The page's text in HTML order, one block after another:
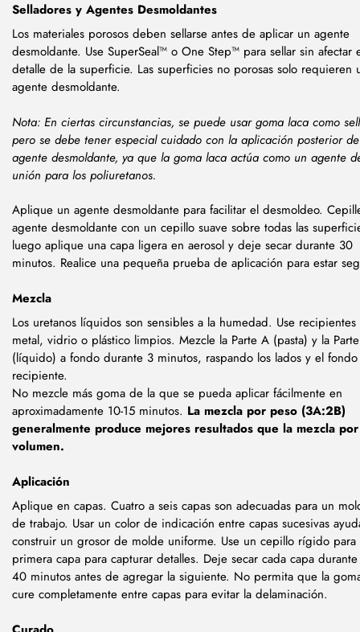
Selladores y Agentes Desmoldantes
Los materiales porosos deben sellarse antes de aplicar un agente
desmoldante. Use SuperSeal™ o One Step™ para sellar sin afectar
detalle de la superficie. Las superficies no porosas solo requieren
agente desmoldante.
Nota: En ciertas circunstancias, se puede usar goma laca como
pero se debe tener especial cuidado con la aplicación posterior
agente desmoldante, ya que la goma laca actúa como un agente
unión para los poliuretanos.
Aplique un agente desmoldante para facilitar el desmoldeo.
agente desmoldante con un cepillo suave sobre todas las
luego aplique una capa ligera en aerosol y deje secar durante 30
minutos. Realice una pequeña prueba de aplicación para estar
Mezcla
Los uretanos líquidos son sensibles a la humedad. Use
metal, vidrio o plástico limpios. Mezcle la Parte A (pasta) y la
(líquido) a fondo durante 3 minutos, raspando los lados y el
recipiente.
No mezcle más goma de la que se pueda aplicar fácilmente en
aproximadamente 10-15 minutos. La mezcla por peso (3A:2B)
generalmente produce mejores resultados que la mezcla por
volumen.
Aplicación
Aplique en capas. Cuatro a seis capas son adecuadas para un
de trabajo. Usar un color de indicación entre capas sucesivas
construir un grosor de molde uniforme. Use un cepillo rígido para
primera capa para capturar detalles. Deje secar cada capa
40 minutos antes de agregar la siguiente. No permita que la
cure completamente entre capas para evitar la delaminación.